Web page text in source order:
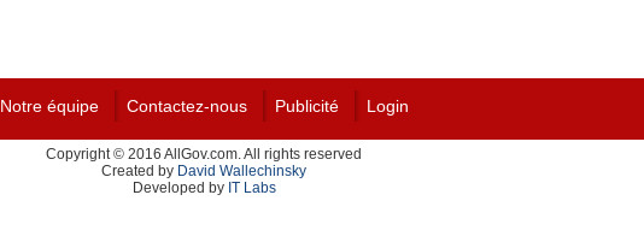
Notre équipe Contactez-nous Publicité Login
Copyright © 2016 AllGov.com. All rights reserved
Created by David Wallechinsky
Developed by IT Labs